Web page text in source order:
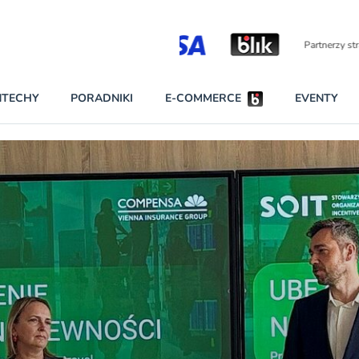
BEZPIECZEŃSTWO
INNI NAPISALI
KONTA
PRAWO
RAPORTY SPECJALNE
NAJCZĘŚCIEJ CZYTANE
Darmowy
wszystkich
W najniższych
darmo przez
Czytaj więcej
PORADNIKI E-COMMERCE EVENTY